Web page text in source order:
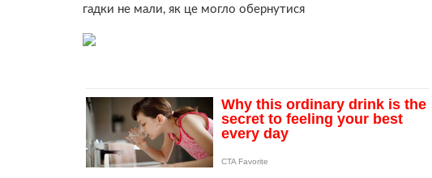
гадки не мали, як це могло обернутися